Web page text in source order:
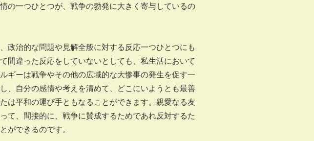
の一つひとつが、戦争の勃発に大きく寄与しているの
政治的な問題や見解全般に対する反応一つひとつにも
間違った反応をしていないとしても、私生活において
ギーは戦争やその他の広域的な大惨事の発生を促す一
、自分の感情や考えを清めて、どこにいようとも最善
は平和の運び手ともなることができます。親愛なる友
て、間接的に、戦争に賛成するためであれ反対するた
ができるのです。